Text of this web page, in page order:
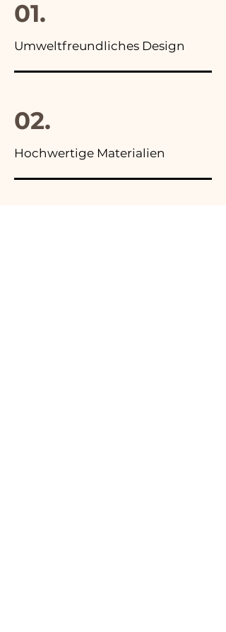
01.
Umweltfreundliches Design
02.
Hochwertige Materialien